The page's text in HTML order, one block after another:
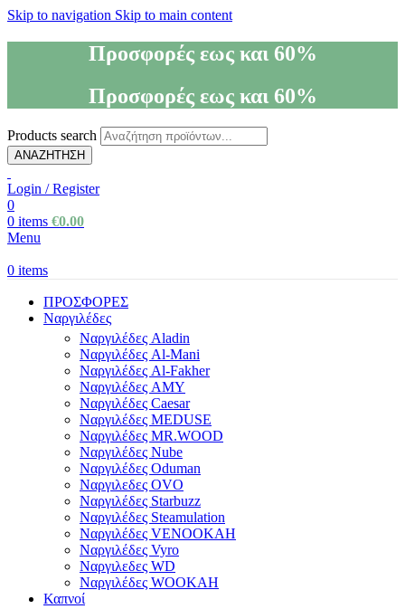
Skip to navigation Skip to main content
Προσφορές εως και 60%
Προσφορές εως και 60%
Products search
ΑΝΑΖΗΤΗΣΗ
Login / Register
0
0 items €0.00
Menu
0 items
ΠΡΟΣΦΟΡΕΣ
Ναργιλέδες
Ναργιλέδες Aladin
Ναργιλέδες Al-Mani
Ναργιλέδες Al-Fakher
Ναργιλέδες AΜΥ
Ναργιλέδες Caesar
Ναργιλέδες MEDUSE
Ναργιλέδες MR.WOOD
Ναργιλέδες Nube
Ναργιλέδες Oduman
Ναργιλεδες OVO
Ναργιλέδες Starbuzz
Ναργιλέδες Steamulation
Ναργιλέδες VENOOKAH
Ναργιλέδες Vyro
Ναργιλεδες WD
Ναργιλέδες WOOKAH
Καπνοί